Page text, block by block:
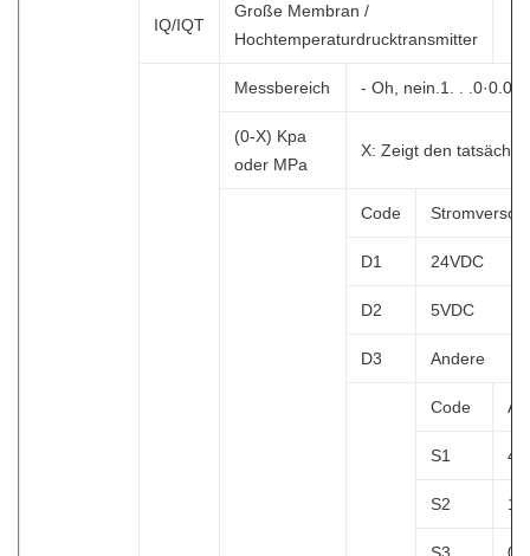
IQ/IQT
Große Membran /
Hochtemperaturdrucktransmitter
Messbereich - Oh, nein.1. .
(0-X) Kpa
oder MPa
X: Zeigt den
Code
D1 24VDC
D2 5VDC
D3 Andere
Code
S1
S2 1